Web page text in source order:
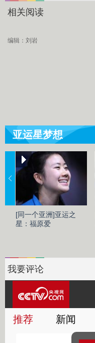
相关阅读
编辑：刘岩
亚运星梦想
[同一个亚洲]亚运之
星：福原爱
我要评论